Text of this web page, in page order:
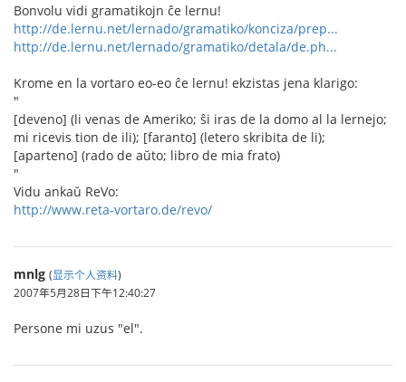
Bonvolu vidi gramatikojn ĉe lernu!
http://de.lernu.net/lernado/gramatiko/konciza/prep...
http://de.lernu.net/lernado/gramatiko/detala/de.ph...
Krome en la vortaro eo-eo ĉe lernu! ekzistas jena klarigo:
"
[deveno] (li venas de Ameriko; ŝi iras de la domo al la lernejo;
mi ricevis tion de ili); [faranto] (letero skribita de li);
[aparteno] (rado de aŭto; libro de mia frato)
"
Vidu ankaŭ ReVo:
http://www.reta-vortaro.de/revo/
mnlg (显示个人资料)
2007年5月28日下午12:40:27
Persone mi uzus "el".